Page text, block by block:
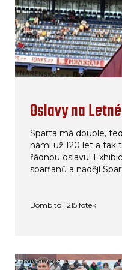
Oslavy na
Sparta má double,
námi už 120 let a tak
řádnou oslavu!
sparťanů a nadějí
Bombito | 215 fotek